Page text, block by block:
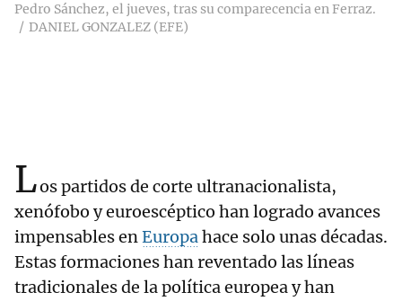
Pedro Sánchez, el jueves, tras su comparecencia en Ferraz.
DANIEL GONZALEZ (EFE)
Los partidos de corte ultranacionalista,
xenófobo y euroescéptico han logrado avances
impensables enEuropahace solo unas décadas.
Estas formaciones han reventado las líneas
tradicionales de la política europea y han